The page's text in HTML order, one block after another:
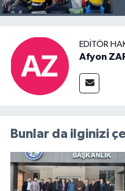
EDITÖR
Afyon
Bunlar da ilginizi